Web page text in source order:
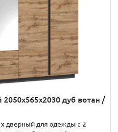
дуб вотан /
дверный для одежды с 2